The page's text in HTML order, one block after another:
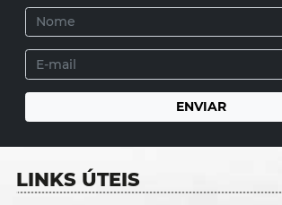
LINKS ÚTEIS